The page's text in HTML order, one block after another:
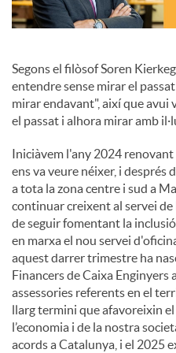
o
n
t
i
n
g
u
Segons el filòsof Soren
entendre sense mirar el
mirar endavant", així que avui
el passat i alhora mirar amb
Iniciàvem l'any 2024
ens va veure néixer, i després
a tota la zona centre i sud a
continuar creixent al servei
de seguir fomentant la
en marxa el nou servei
aquest darrer trimestre ha
Financers de Caixa
assessories referents en el
llarg termini que afavoreixin
l’economia i de la nostra
acords a Catalunya, i el 2025